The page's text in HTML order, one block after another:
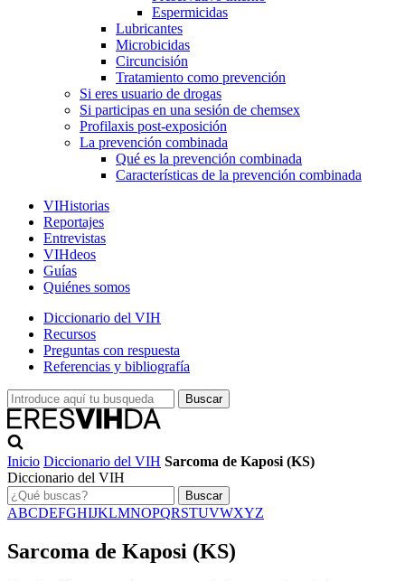
Espermicidas
Lubricantes
Microbicidas
Circuncisión
Tratamiento como prevención
Si eres usuario de drogas
Si participas en una sesión de chemsex
Profilaxis post-exposición
La prevención combinada
Qué es la prevención combinada
Características de la prevención combinada
VIHistorias
Reportajes
Entrevistas
VIHdeos
Guías
Quiénes somos
Diccionario del VIH
Recursos
Preguntas con respuesta
Referencias y bibliografía
Inicio Diccionario del VIH Sarcoma de Kaposi (KS)
Diccionario del VIH
Buscar
ABCDEFGHIJKLMNOPQRSTUVWXYZ
Sarcoma de Kaposi (KS)